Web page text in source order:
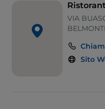
VIA
Sito